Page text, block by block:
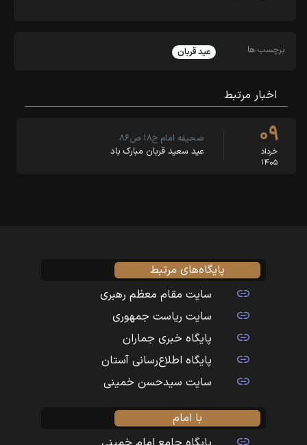
برچسب ها عید قربان
اخبار مرتبط
۰۹
خرداد
۱۴۰۵
صحیفه امام ج۱۸ ص۸۶
عید سعید قربان مبارک باد
پایگاه‌های مرتبط
سایت مقام معظم رهبری
سایت ریاست جمهوری
پایگاه خبری جماران
پایگاه اطلاع‌رسانی آستان
سایت سیدحسن خمینی
با امام